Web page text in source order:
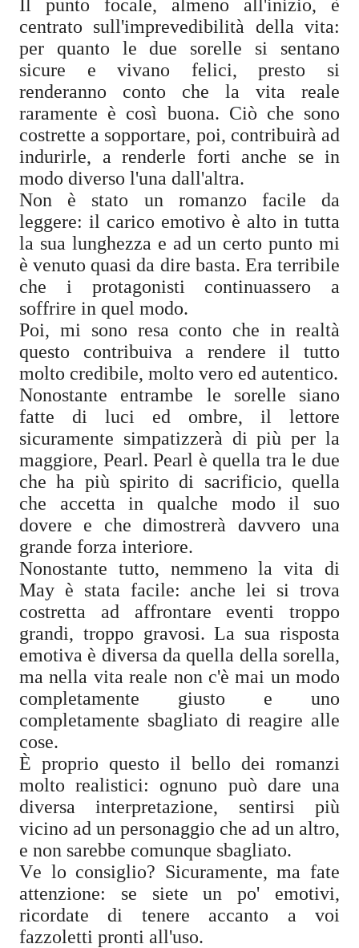
Il punto focale, almeno all'inizio, è
centrato sull'imprevedibilità della vita:
per quanto le due sorelle si sentano
sicure e vivano felici, presto si
renderanno conto che la vita reale
raramente è così buona. Ciò che sono
costrette a sopportare, poi, contribuirà ad
indurirle, a renderle forti anche se in
modo diverso l'una dall'altra.
Non è stato un romanzo facile da
leggere: il carico emotivo è alto in tutta
la sua lunghezza e ad un certo punto mi
è venuto quasi da dire basta. Era terribile
che i protagonisti continuassero a
soffrire in quel modo.
Poi, mi sono resa conto che in realtà
questo contribuiva a rendere il tutto
molto credibile, molto vero ed autentico.
Nonostante entrambe le sorelle siano
fatte di luci ed ombre, il lettore
sicuramente simpatizzerà di più per la
maggiore, Pearl. Pearl è quella tra le due
che ha più spirito di sacrificio, quella
che accetta in qualche modo il suo
dovere e che dimostrerà davvero una
grande forza interiore.
Nonostante tutto, nemmeno la vita di
May è stata facile: anche lei si trova
costretta ad affrontare eventi troppo
grandi, troppo gravosi. La sua risposta
emotiva è diversa da quella della sorella,
ma nella vita reale non c'è mai un modo
completamente giusto e uno
completamente sbagliato di reagire alle
cose.
È proprio questo il bello dei romanzi
molto realistici: ognuno può dare una
diversa interpretazione, sentirsi più
vicino ad un personaggio che ad un altro,
e non sarebbe comunque sbagliato.
Ve lo consiglio? Sicuramente, ma fate
attenzione: se siete un po' emotivi,
ricordate di tenere accanto a voi
fazzoletti pronti all'uso.